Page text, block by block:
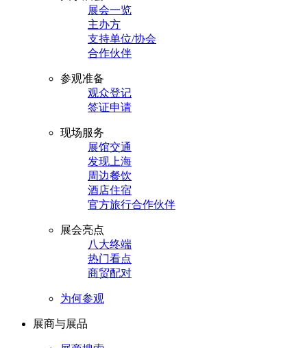
展会一览
主办方
支持单位/协会
合作伙伴
参观准备
观众登记
签证申请
现场服务
展馆交通
发现上海
周边餐饮
酒店住宿
官方旅行合作伙伴
展会亮点
八大终端
热门看点
商贸配对
为何参观
展商与展品